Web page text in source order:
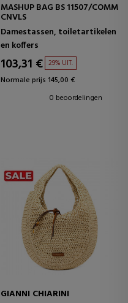
MASHUP BAG BS 11507/COMM
CNVLS
Damestassen, toiletartikelen
en koffers
103,31 € 29% UIT.
Normale prijs 145,00 €
0 beoordelingen
GIANNI CHIARINI